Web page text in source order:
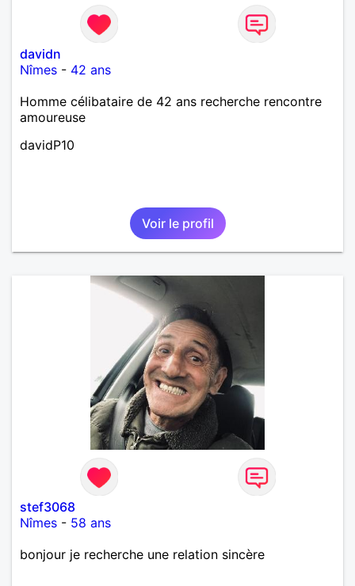
davidn
Nîmes - 42 ans
Homme célibataire de 42 ans recherche rencontre
amoureuse
davidP10
Voir le profil
stef3068
Nîmes - 58 ans
bonjour je recherche une relation sincère